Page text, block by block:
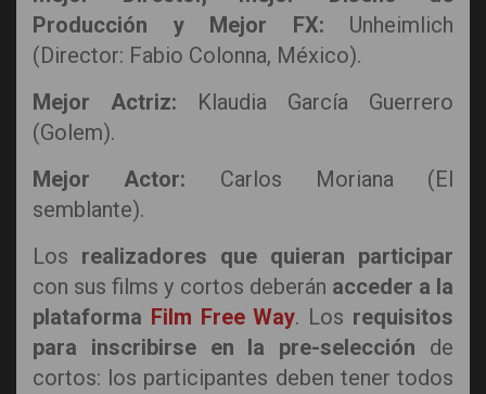
Producción y Mejor FX: Unheimlich
(Director: Fabio Colonna, México).
Mejor Actriz: Klaudia García Guerrero
(Golem).
Mejor Actor: Carlos Moriana (El
semblante).
Los realizadores que quieran participar
con sus films y cortos deberán acceder a la
plataforma Film Free Way. Los requisitos
para inscribirse en la pre-selección de
cortos: los participantes deben tener todos